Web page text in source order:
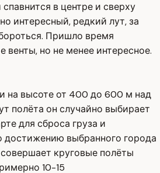
в центре и сверху
интересный, редкий лут, за
Пришло время
венты, но не менее интересное.
на высоте от 400 до 600 м над
полёта он случайно выбирает
для сброса груза и
достижению выбранного города
круговые полёты
10-15